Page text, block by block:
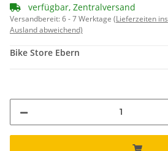
verfügbar, Zentralversand
Versandbereit:6 - 7 Werktage (Lieferzeiten ins
Ausland abweichend)
Bike Store Ebern